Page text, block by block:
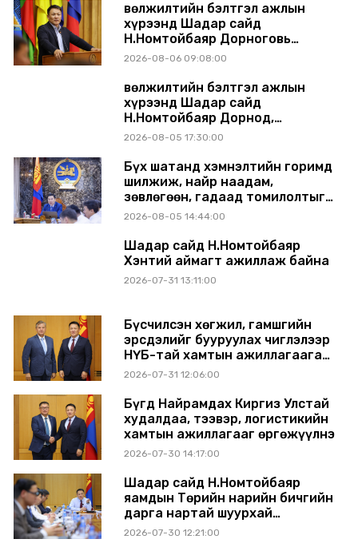
Өвөлжилтийн бэлтгэл ажлын
хүрээнд Шадар сайд
Н.Номтойбаяр Дорноговь
аймагт ажиллав
2026-08-06 09:08:00
Өвөлжилтийн бэлтгэл ажлын
хүрээнд Шадар сайд
Н.Номтойбаяр Дорнод,
Сүхбаатар аймагт ажиллав
2026-08-05 17:30:00
Бүх шатанд хэмнэлтийн горимд
шилжиж, найр наадам,
зөвлөгөөн, гадаад томилолтыг
хориглолоо
2026-08-05 14:44:00
Шадар сайд Н.Номтойбаяр
Хэнтий аймагт ажиллаж байна
2026-07-31 13:11:00
Бүсчилсэн хөгжил, гамшгийн
эрсдэлийг бууруулах чиглэлээр
НҮБ-тай хамтын ажиллагаагаа
өргөжүүлэхээр санал солилцлоо
2026-07-31 12:06:00
Бүгд Найрамдах Киргиз Улстай
худалдаа, тээвэр, логистикийн
хамтын ажиллагааг өргөжүүлнэ
2026-07-30 14:17:00
Шадар сайд Н.Номтойбаяр
яамдын Төрийн нарийн бичгийн
дарга нартай шуурхай
хуралдлаа
2026-07-30 12:21:00